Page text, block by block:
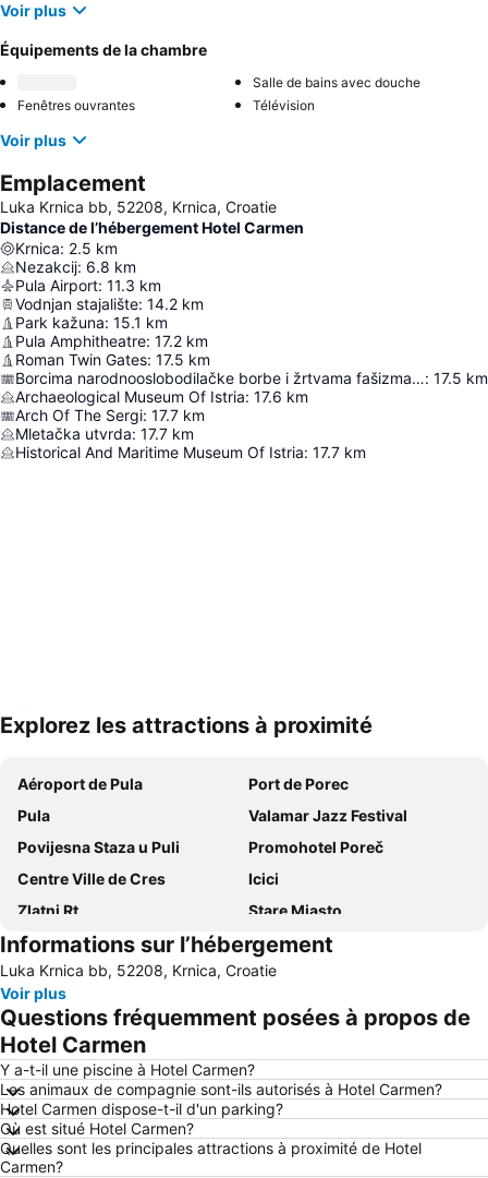
Voir plus
Équipements de la chambre
Salle de bains avec douche
Fenêtres ouvrantes
Télévision
Voir plus
Emplacement
Luka Krnica bb, 52208, Krnica, Croatie
Distance de l’hébergement Hotel Carmen
Krnica: 2.5 km
Nezakcij: 6.8 km
Pula Airport: 11.3 km
Vodnjan stajalište: 14.2 km
Park kažuna: 15.1 km
Pula Amphitheatre: 17.2 km
Roman Twin Gates: 17.5 km
Borcima narodnooslobodilačke borbe i žrtvama fašizma 1941-1945: 17.5 km
Archaeological Museum Of Istria: 17.6 km
Arch Of The Sergi: 17.7 km
Mletačka utvrda: 17.7 km
Historical And Maritime Museum Of Istria: 17.7 km
Explorez les attractions à proximité
Aéroport de Pula
Port de Porec
Pula
Valamar Jazz Festival
Povijesna Staza u Puli
Promohotel Poreč
Centre Ville de Cres
Icici
Zlatni Rt
Stare Miasto
Istra Funtana
Malinska
Camping Krk
Delfin
FKK Ulika
Maslinica
Port Méridional d'Andana
Promenade François Joseph et front de mer
Marina Punat
Port de Volosko
Informations sur l’hébergement
Luka Krnica bb, 52208, Krnica, Croatie
Voir plus
Questions fréquemment posées à propos de
Hotel Carmen
Y a-t-il une piscine à Hotel Carmen?
Les animaux de compagnie sont-ils autorisés à Hotel Carmen?
Hotel Carmen dispose-t-il d'un parking?
Où est situé Hotel Carmen?
Quelles sont les principales attractions à proximité de Hotel
Carmen?